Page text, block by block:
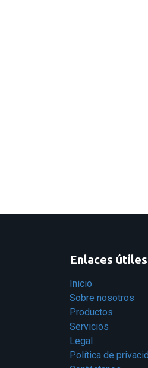
Enlaces útiles
Inicio
Sobre nosotros
Productos
Servicios
Legal
Política de